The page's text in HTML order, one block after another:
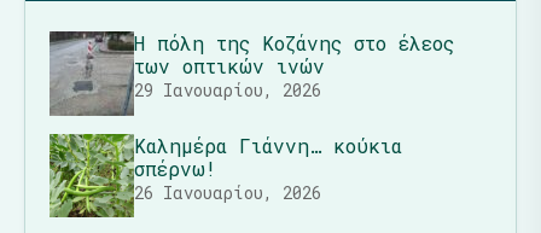
Η πόλη της Κοζάνης στο έλεος
των οπτικών ινών
29 Ιανουαρίου, 2026
Καλημέρα Γιάννη… κούκια
σπέρνω!
26 Ιανουαρίου, 2026